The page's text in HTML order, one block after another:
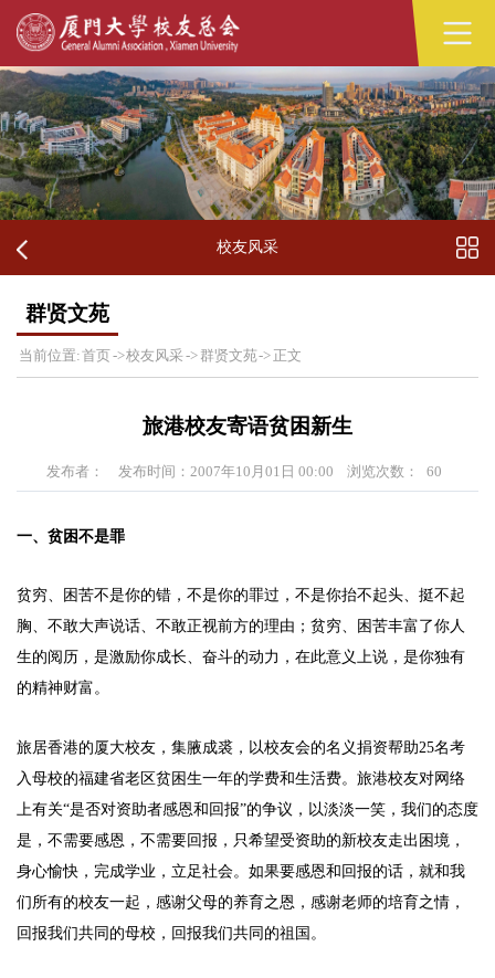
校友风采
群贤文苑
当前位置:首页->校友风采-> 群贤文苑-> 正文
旅港校友寄语贫困新生
发布者： 发布时间：2007年10月01日 00:00 浏览次数： 60
一、贫困不是罪
贫穷、困苦不是你的错，不是你的罪过，不是你抬不起头、挺不起
胸、不敢大声说话、不敢正视前方的理由；贫穷、困苦丰富了你人
生的阅历，是激励你成长、奋斗的动力，在此意义上说，是你独有
的精神财富。
旅居香港的厦大校友，集腋成裘，以校友会的名义捐资帮助25名考
入母校的福建省老区贫困生一年的学费和生活费。旅港校友对网络
上有关“是否对资助者感恩和回报”的争议，以淡淡一笑，我们的态度
是，不需要感恩，不需要回报，只希望受资助的新校友走出困境，
身心愉快，完成学业，立足社会。如果要感恩和回报的话，就和我
们所有的校友一起，感谢父母的养育之恩，感谢老师的培育之情，
回报我们共同的母校，回报我们共同的祖国。